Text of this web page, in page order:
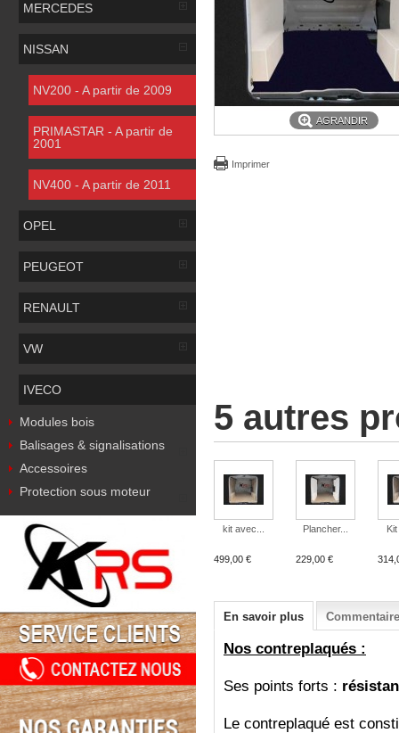
MERCEDES
NISSAN
NV200 - A partir de 2009
PRIMASTAR - A partir de
2001
NV400 - A partir de 2011
OPEL
PEUGEOT
RENAULT
VW
IVECO
Modules bois
Balisages & signalisations
Accessoires
Protection sous moteur
AGRANDIR
Imprimer
5 autres
kit avec...
499,00 €
Plancher...
229,00 €
En savoir plus
Nos contreplaqués :
Ses points forts :
Le contreplaqué est